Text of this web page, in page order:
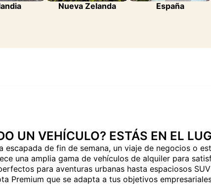
Nueva Zelanda España
UN VEHÍCULO? ESTÁS EN EL
escapada de fin de semana, un viaje de negocios o
una amplia gama de vehículos de alquiler para
para aventuras urbanas hasta espaciosos
Premium que se adapta a tus objetivos